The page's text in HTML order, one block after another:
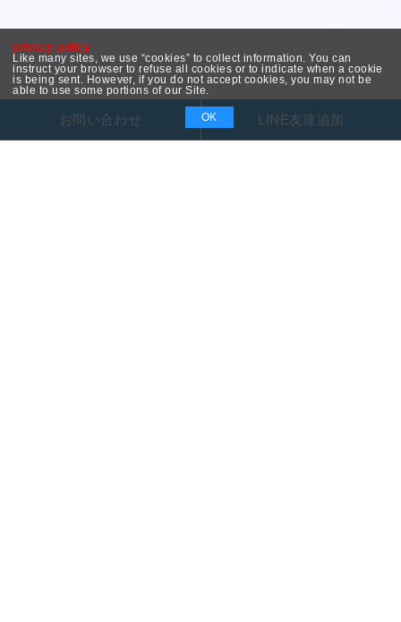
privacy policy
Like many sites, we use “cookies” to collect information. You can
instruct your browser to refuse all cookies or to indicate when a cookie
is being sent. However, if you do not accept cookies, you may not be
able to use some portions of our Site.
OK
お問い合わせ LINE友達追加